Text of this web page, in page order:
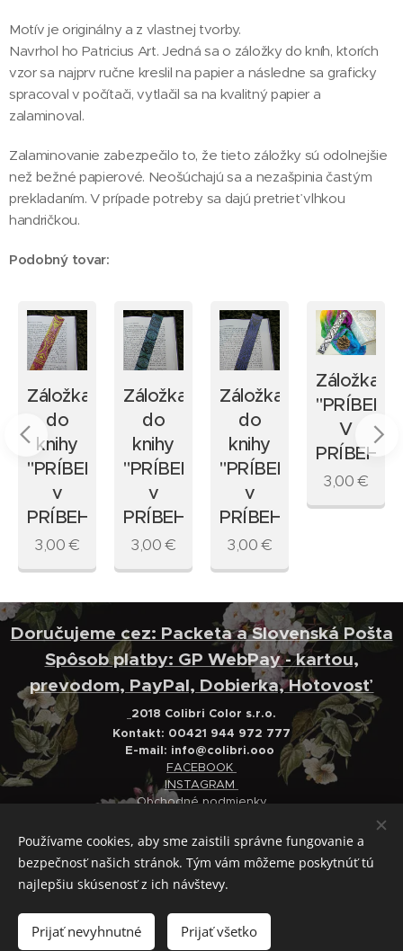
Do košíka
Motív je originálny a z vlastnej tvorby.
Navrhol ho Patricius Art. Jedná sa o záložky do kníh, ktorích
vzor sa najprv ručne kreslil na papier a následne sa graficky
spracoval v počítači, vytlačil sa na kvalitný papier a
zalaminoval.
Zalaminovanie zabezpečilo to, že tieto záložky sú odolnejšie
než bežné papierové. Neošúchajú sa a nezašpinia častým
prekladaním. V prípade potreby sa dajú pretrieť vlhkou
handričkou.
Podobný tovar:
Záložka
do
knihy
"PRÍBEH
v
PRÍBEHU"
3,00€
Záložka
do
knihy
"PRÍBEH
v
PRÍBEHU"
3,00€
Záložka
do
knihy
"PRÍBEH
v
PRÍBEHU"
3,00€
Záložka
"PRÍBEH
V
PRÍBEHU"
3,00€
Doručujeme cez: Packeta a Slovenská Pošta
Spôsob platby: GP WebPay - kartou,
prevodom, PayPal, Dobierka, Hotovosť
2018 Colibri Color s.r.o.
Kontakt: 00421 944 972 777
E-mail: info@colibri.ooo
FACEBOOK
INSTAGRAM
Obchodné podmienky
Reklamačný poriadok
Cookies
Používame cookies, aby sme zaistili správne fungovanie a
bezpečnosť našich stránok. Tým vám môžeme poskytnúť tú
najlepšiu skúsenosť z ich návštevy.
Prijať nevyhnutné Prijať všetko